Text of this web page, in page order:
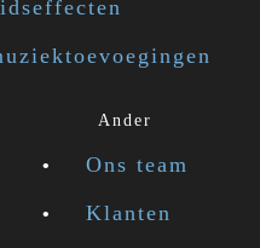
Ander
Ons team
Klanten